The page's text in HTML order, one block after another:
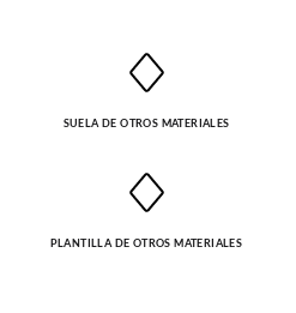
SUELA DE OTROS MATERIALES
PLANTILLA DE OTROS MATERIALES